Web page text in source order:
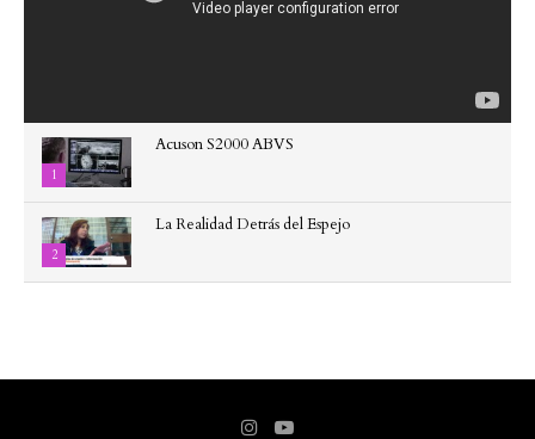
1
Acuson S2000 ABVS
2
La Realidad Detrás del Espejo